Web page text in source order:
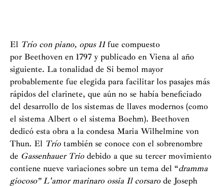
El Trío con piano, opus 11fue compuesto
por Beethoven en 1797 y publicado en Viena al año
siguiente. La tonalidad de Si bemol mayor
probablemente fue elegida para facilitar los pasajes más
rápidos del clarinete, que aún no se había beneficiado
del desarrollo de los sistemas de llaves modernos (como
el sistema Albert o el sistema Boehm). Beethoven
dedicó esta obra a la condesa Maria Wilhelmine von
Thun. El Trío también se conoce con el sobrenombre
de Gassenhauer Trio debido a que su tercer movimiento
contiene nueve variaciones sobre un tema del “dramma
giocoso” L'amor marinaro ossia Il corsaro de Joseph